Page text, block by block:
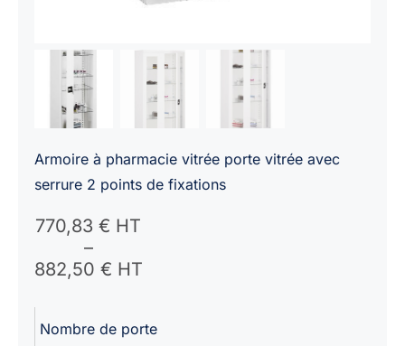
Armoire à pharmacie vitrée porte vitrée avec
serrure 2 points de fixations
770,83€ HT
–
882,50 € HT
Plage
de
prix :
à
Nombre de porte